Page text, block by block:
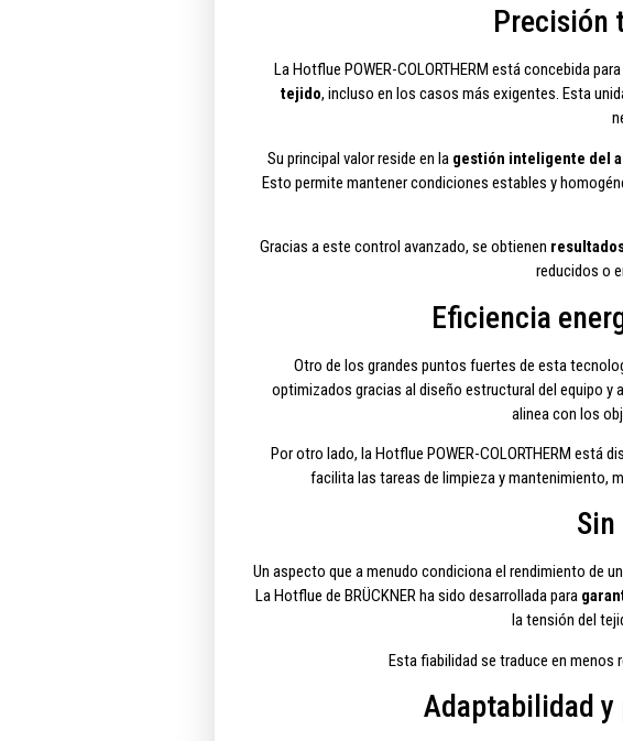
Precisión
La Hotflue POWER-COLORTHERM está concebida
tejido, incluso en los casos más exigentes. Esta
Su principal valor reside en la gestión inteligente del
Esto permite mantener condiciones estables y
Gracias a este control avanzado, se obtienen
reducidos o
Eficiencia
Otro de los grandes puntos fuertes de esta
optimizados gracias al diseño estructural del equipo
alinea con los
Por otro lado, la Hotflue POWER-COLORTHERM está
facilita las tareas de limpieza y mantenimiento,
Un aspecto que a menudo condiciona el rendimiento de
La Hotflue de BRÜCKNER ha sido desarrollada para
la tensión del
Esta fiabilidad se traduce en menos
Adaptabilidad